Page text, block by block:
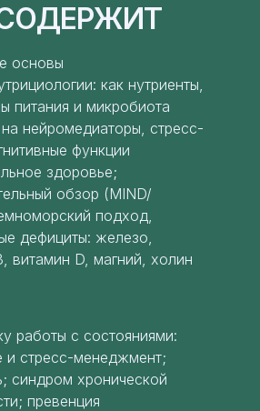
основы
как нутриенты,
питания и микробиота
нейромедиаторы, стресс-
функции
здоровье;
обзор (MIND/
подход,
дефициты: железо,
витамин D, магний, холин
работы с состояниями:
и стресс-менеджмент;
синдром хронической
превенция